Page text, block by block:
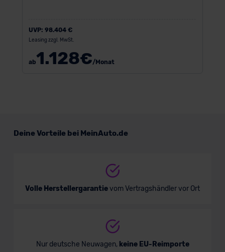
UVP: 98.404 €
Leasing zzgl. MwSt.
ab1.128€/Monat
Deine Vorteile bei MeinAuto.de
Volle Herstellergarantievom Vertragshändler vor Ort
Nur deutsche Neuwagen, keine EU-Reimporte